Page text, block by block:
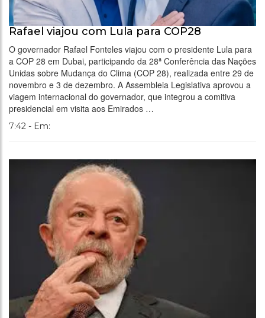
Rafael viajou com Lula para COP28
O governador Rafael Fonteles viajou com o presidente Lula para
a COP 28 em Dubai, participando da 28ª Conferência das Nações
Unidas sobre Mudança do Clima (COP 28), realizada entre 29 de
novembro e 3 de dezembro. A Assembleia Legislativa aprovou a
viagem internacional do governador, que integrou a comitiva
presidencial em visita aos Emirados …
7:42 - Em: